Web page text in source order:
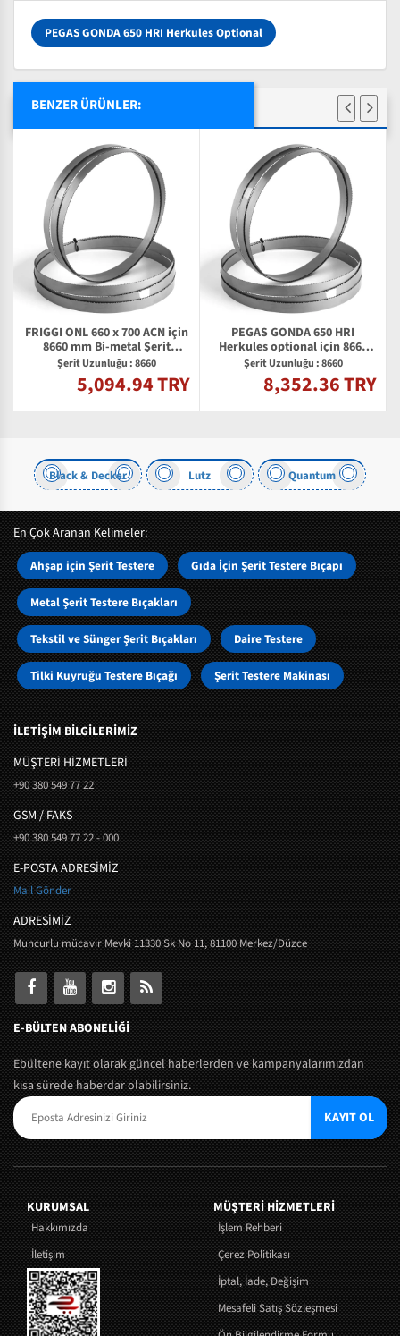
PEGAS GONDA 650 HRI Herkules Optional
BENZER ÜRÜNLER:
FRIGGI ONL 660 x 700 ACN için
8660 mm Bi-metal Şerit
Testere Bıçağı
Şerit Uzunluğu : 8660
5,094.94 TRY
PEGAS GONDA 650 HRI
Herkules optional için 8660
mm Bi-metal Şerit Testere
Bıçağı
Şerit Uzunluğu : 8660
8,352.36 TRY
Black & Decker Lutz Quantum
En Çok Aranan Kelimeler:
Ahşap için Şerit Testere Gıda İçin Şerit Testere Bıçapı
Metal Şerit Testere Bıçakları
Tekstil ve Sünger Şerit Bıçakları Daire Testere
Tilki Kuyruğu Testere Bıçağı Şerit Testere Makinası
İLETİŞİM BİLGİLERİMİZ
MÜŞTERI HIZMETLERI
+90 380 549 77 22
GSM / FAKS
+90 380 549 77 22 - 000
E-POSTA ADRESİMİZ
Mail Gönder
ADRESİMİZ
Muncurlu mücavir Mevki 11330 Sk No 11, 81100 Merkez/Düzce
E-BÜLTEN ABONELİĞİ
Ebültene kayıt olarak güncel haberlerden ve kampanyalarımızdan
kısa sürede haberdar olabilirsiniz.
KAYIT OL
KURUMSAL
Hakkımızda
İletişim
MÜŞTERI HIZMETLERI
İşlem Rehberi
Çerez Politikası
İptal, İade, Değişim
Mesafeli Satış Sözleşmesi